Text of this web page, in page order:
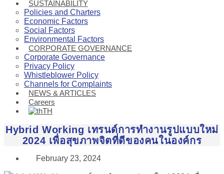
SUSTAINABILITY
Policies and Charters
Economic Factors
Social Factors
Environmental Factors
CORPORATE GOVERNANCE
Corporate Governance
Privacy Policy
Whistleblower Policy
Channels for Complaints
NEWS & ARTICLES
Careers
TH
Hybrid Working เทรนด์การทำงานรูปแบบใหม่
2024 เพื่อสุขภาพจิตที่ดีของคนในองค์กร
February 23, 2024